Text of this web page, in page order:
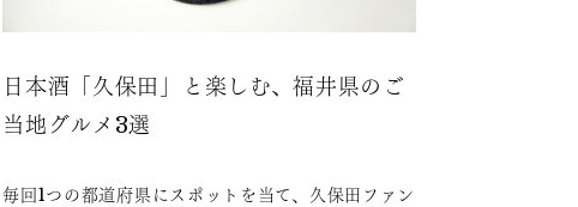
日本酒「久保田」と楽しむ、福井県のご
当地グルメ3選
毎回1つの都道府県にスポットを当て、久保田ファン